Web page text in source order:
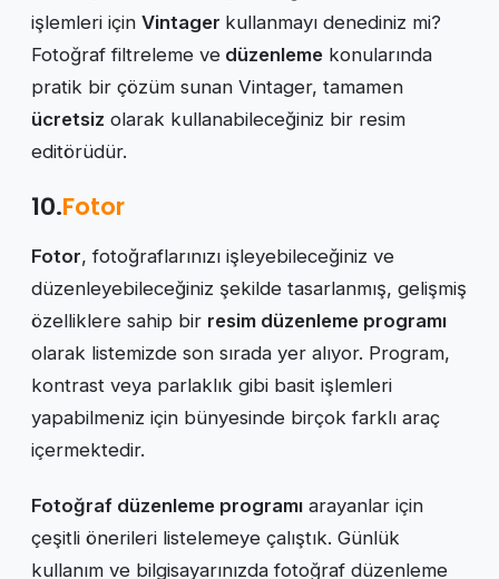
işlemleri için Vintager kullanmayı denediniz mi?
Fotoğraf filtreleme ve düzenleme konularında
pratik bir çözüm sunan Vintager, tamamen
ücretsiz olarak kullanabileceğiniz bir resim
editörüdür.
10.Fotor
Fotor, fotoğraflarınızı işleyebileceğiniz ve
düzenleyebileceğiniz şekilde tasarlanmış, gelişmiş
özelliklere sahip bir resim düzenleme programı
olarak listemizde son sırada yer alıyor. Program,
kontrast veya parlaklık gibi basit işlemleri
yapabilmeniz için bünyesinde birçok farklı araç
içermektedir.
Fotoğraf düzenleme programı arayanlar için
çeşitli önerileri listelemeye çalıştık. Günlük
kullanım ve bilgisayarınızda fotoğraf düzenleme